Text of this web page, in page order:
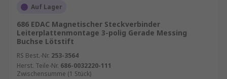
Auf Lager
686 EDAC Magnetischer Steckverbinder
Leiterplattenmontage 3-polig Gerade Messing
Buchse Lötstift
RS Best.-Nr. 253-3564
Herst. Teile-Nr. 686-0032220-111
Zwischensumme (1 Stück)